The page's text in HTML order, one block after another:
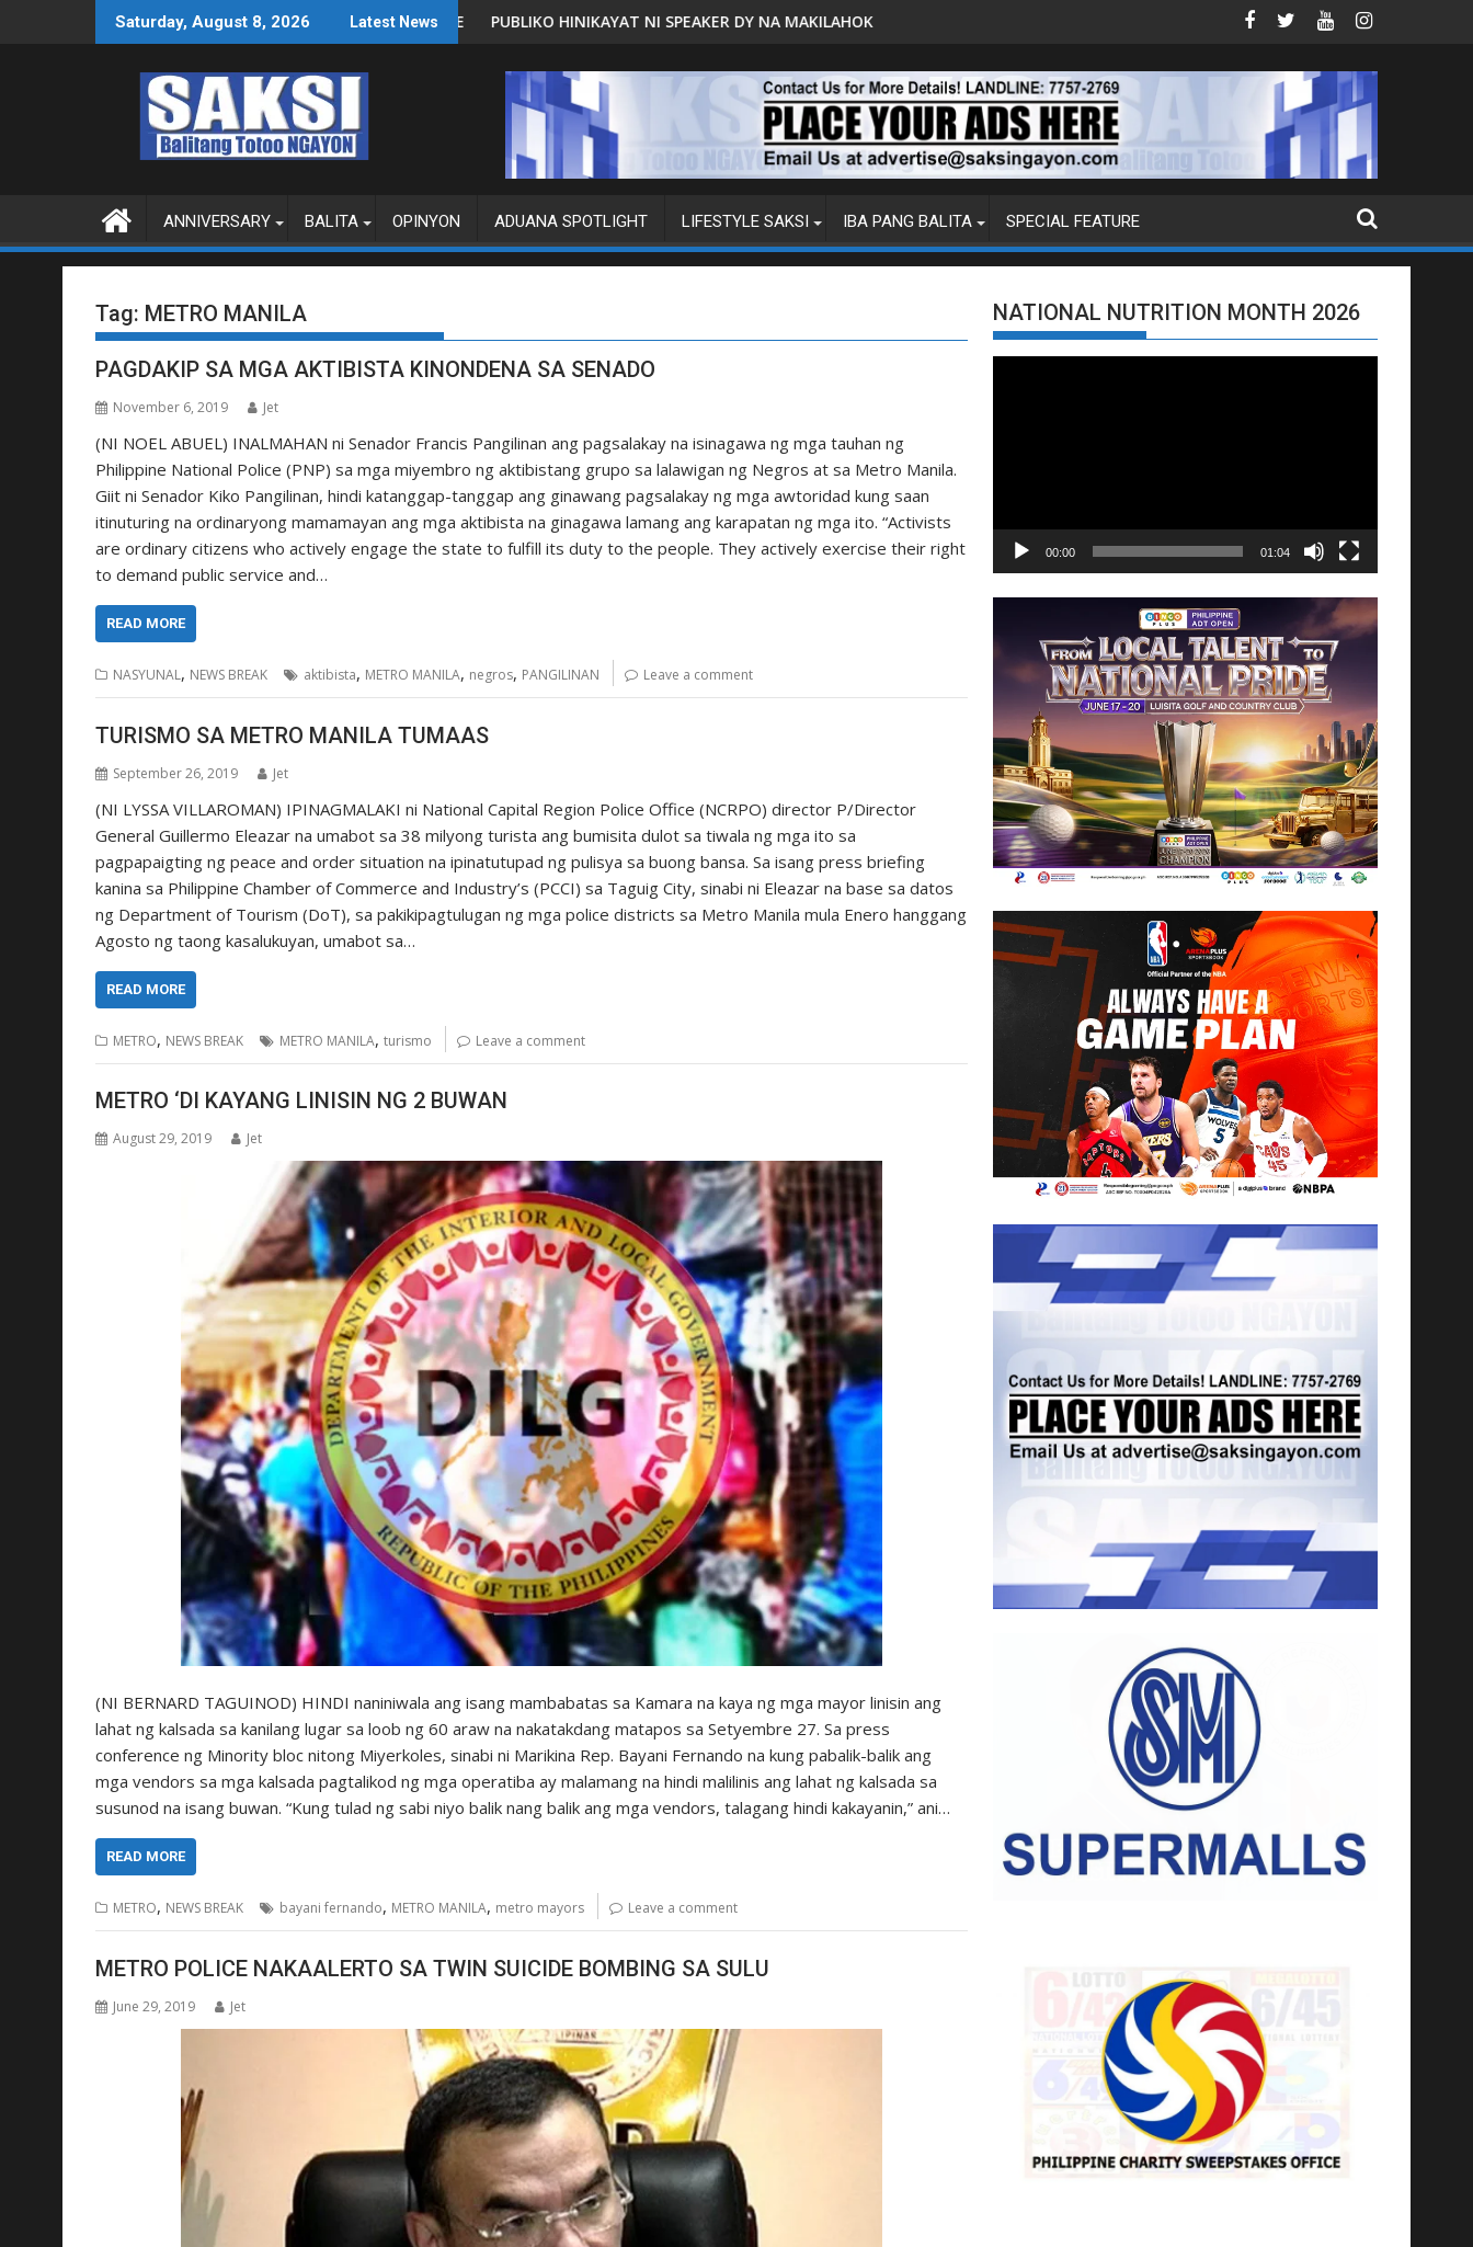
Saturday, August 8, 2026 Latest News
O MAGBITIW
NA SUSPENDIHIN IMPLEMENTASYON NG RPVARAPUBLIKO HINIKAYAT NI SPEAKER DY NA MAKILAHOK SA PAGBUO NG MGA BATASMALACAÑANG PINAAARAL NA SA DOJ ANG EXTRADITION REQUEST NG U.S. LABAN KAY QUIBOLOY
MAHIGIT P21-M HALAGANG SMUGGLED
ANNIVERSARY BALITA OPINYON ADUANA SPOTLIGHT LIFESTYLE SAKSI IBA PANG BALITA SPECIAL FEATURE
Tag: METRO MANILA
PAGDAKIP SA MGA AKTIBISTA KINONDENA SA SENADO
November 6, 2019 Jet
(NI NOEL ABUEL) INALMAHAN ni Senador Francis Pangilinan ang pagsalakay na isinagawa ng mga tauhan ng
Philippine National Police (PNP) sa mga miyembro ng aktibistang grupo sa lalawigan ng Negros at sa Metro Manila.
Giit ni Senador Kiko Pangilinan, hindi katanggap-tanggap ang ginawang pagsalakay ng mga awtoridad kung saan
itinuturing na ordinaryong mamamayan ang mga aktibista na ginagawa lamang ang karapatan ng mga ito. “Activists
are ordinary citizens who actively engage the state to fulfill its duty to the people. They actively exercise their right
to demand public service and…
READ MORE
NASYUNAL, NEWS BREAK aktibista, METRO MANILA, negros, PANGILINAN Leave a comment
TURISMO SA METRO MANILA TUMAAS
September 26, 2019 Jet
(NI LYSSA VILLAROMAN) IPINAGMALAKI ni National Capital Region Police Office (NCRPO) director P/Director
General Guillermo Eleazar na umabot sa 38 milyong turista ang bumisita dulot sa tiwala ng mga ito sa
pagpapaigting ng peace and order situation na ipinatutupad ng pulisya sa buong bansa. Sa isang press briefing
kanina sa Philippine Chamber of Commerce and Industry’s (PCCI) sa Taguig City, sinabi ni Eleazar na base sa datos
ng Department of Tourism (DoT), sa pakikipagtulugan ng mga police districts sa Metro Manila mula Enero hanggang
Agosto ng taong kasalukuyan, umabot sa…
READ MORE
METRO, NEWS BREAK METRO MANILA, turismo Leave a comment
METRO ‘DI KAYANG LINISIN NG 2 BUWAN
August 29, 2019 Jet
(NI BERNARD TAGUINOD) HINDI naniniwala ang isang mambabatas sa Kamara na kaya ng mga mayor linisin ang
lahat ng kalsada sa kanilang lugar sa loob ng 60 araw na nakatakdang matapos sa Setyembre 27. Sa press
conference ng Minority bloc nitong Miyerkoles, sinabi ni Marikina Rep. Bayani Fernando na kung pabalik-balik ang
mga vendors sa mga kalsada pagtalikod ng mga operatiba ay malamang na hindi malilinis ang lahat ng kalsada sa
susunod na isang buwan. “Kung tulad ng sabi niyo balik nang balik ang mga vendors, talagang hindi kakayanin,” ani…
READ MORE
METRO, NEWS BREAK bayani fernando, METRO MANILA, metro mayors Leave a comment
METRO POLICE NAKAALERTO SA TWIN SUICIDE BOMBING SA SULU
June 29, 2019 Jet
NATIONAL NUTRITION MONTH 2026
00:00 01:04